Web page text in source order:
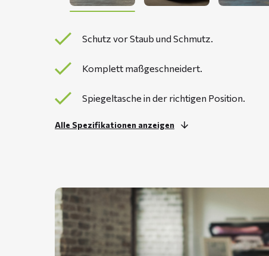
Schutz vor Staub und Schmutz.
Komplett maßgeschneidert.
Spiegeltasche in der richtigen Position.
Alle Spezifikationen anzeigen